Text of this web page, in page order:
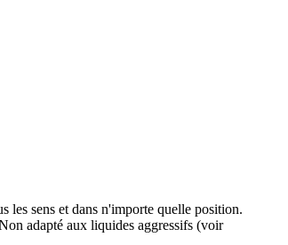
les sens et dans n'importe quelle position.
adapté aux liquides aggressifs (voir